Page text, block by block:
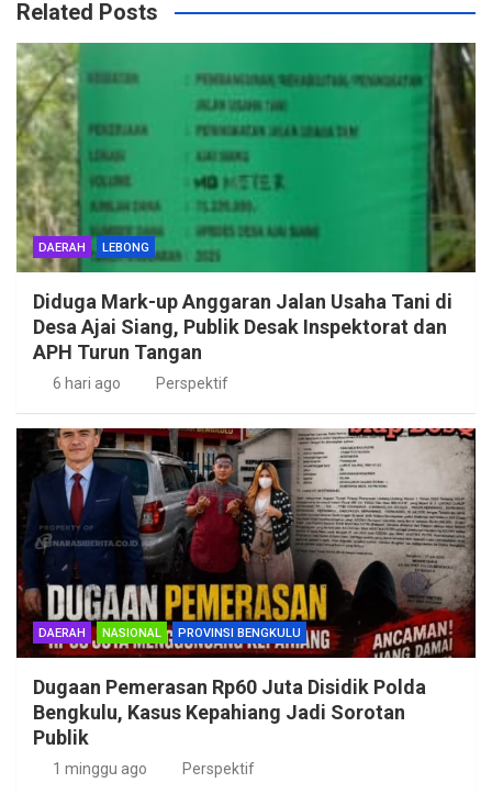
Related Posts
DAERAH LEBONG
Diduga Mark-up Anggaran Jalan Usaha Tani di
Desa Ajai Siang, Publik Desak Inspektorat dan
APH Turun Tangan
6 hari ago Perspektif
DAERAH NASIONAL PROVINSI BENGKULU
Dugaan Pemerasan Rp60 Juta Disidik Polda
Bengkulu, Kasus Kepahiang Jadi Sorotan
Publik
1 minggu ago Perspektif